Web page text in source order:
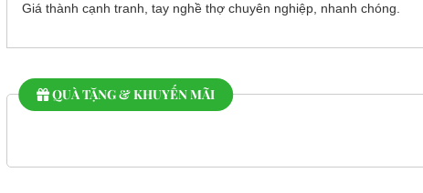
Giá thành cạnh tranh, tay nghề thợ chuyên nghiệp, nhanh chóng.
QUÀ TẶNG & KHUYẾN MÃI